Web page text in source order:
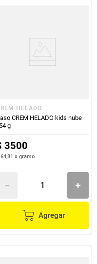
HELADO
CREM HELADO kids nube
g
3500
x gramo
Agregar